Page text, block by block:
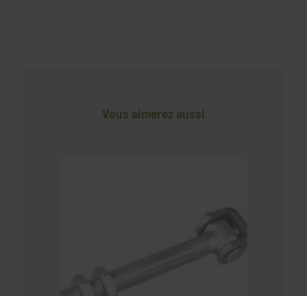
Vous aimerez aussi